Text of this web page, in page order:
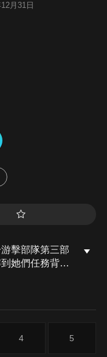
月31日
擊部隊第三部
她們任務背後
4 5